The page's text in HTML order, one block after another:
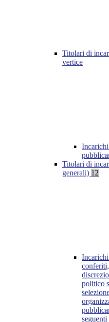
Titolari di
vertice
Titolari di
generali) 12
politico